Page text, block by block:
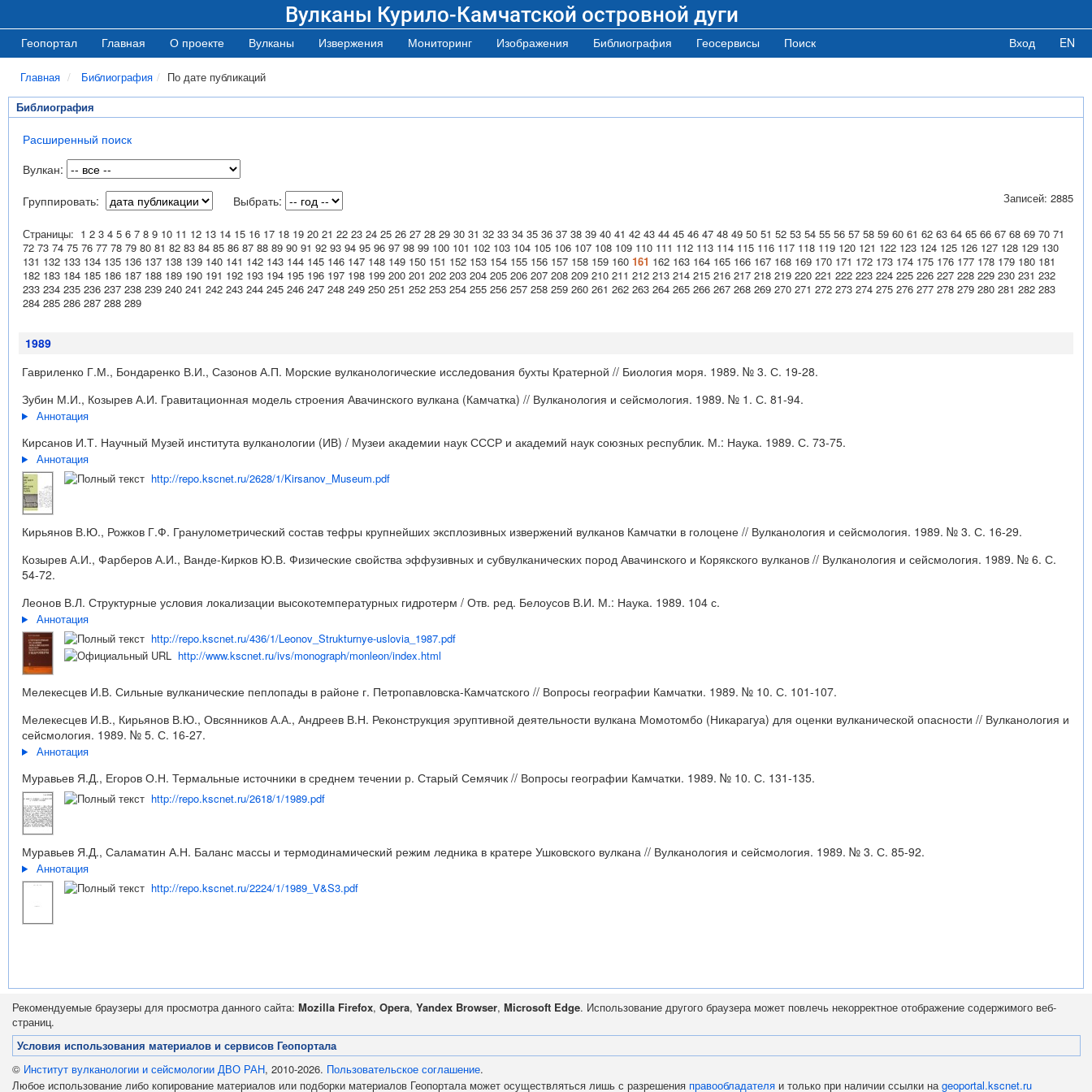
Вулканы Курило-Камчатской островной дуги
Геопортал Главная О проекте Вулканы Извержения Мониторинг Изображения Библиография Геосервисы Поиск Вход EN
Главная Библиография По дате публикаций
Библиография
Расширенный поиск
Вулкан:
Группировать:
Выбрать: Записей: 2885
Страницы: 1 2 3 4 5 6 7 8 9 10 11 12 13 14 15 16 17 18 19 20 21 22 23 24 25 26 27 28 29 30 31 32 33 34 35 36 37 38 39 40 41 42 43 44 45 46 47 48 49 50 51 52 53 54 55 56 57 58 59 60 61 62 63 64 65 66 67 68 69 70 71
72 73 74 75 76 77 78 79 80 81 82 83 84 85 86 87 88 89 90 91 92 93 94 95 96 97 98 99 100 101 102 103 104 105 106 107 108 109 110 111 112 113 114 115 116 117 118 119 120 121 122 123 124 125 126 127 128 129 130
131 132 133 134 135 136 137 138 139 140 141 142 143 144 145 146 147 148 149 150 151 152 153 154 155 156 157 158 159 160 161 162 163 164 165 166 167 168 169 170 171 172 173 174 175 176 177 178 179 180 181
182 183 184 185 186 187 188 189 190 191 192 193 194 195 196 197 198 199 200 201 202 203 204 205 206 207 208 209 210 211 212 213 214 215 216 217 218 219 220 221 222 223 224 225 226 227 228 229 230 231 232
233 234 235 236 237 238 239 240 241 242 243 244 245 246 247 248 249 250 251 252 253 254 255 256 257 258 259 260 261 262 263 264 265 266 267 268 269 270 271 272 273 274 275 276 277 278 279 280 281 282 283
284 285 286 287 288 289
1989
Гавриленко Г.М., Бондаренко В.И., Сазонов А.П. Морские вулканологические исследования бухты Кратерной // Биология моря. 1989. № 3. С. 19-28.
Зубин М.И., Козырев А.И. Гравитационная модель строения Авачинского вулкана (Камчатка) // Вулканология и сейсмология. 1989. № 1. С. 81-94.
Аннотация
Кирсанов И.Т. Научный Музей института вулканологии (ИВ) / Музеи академии наук СССР и академий наук союзных республик. М.: Наука. 1989. С. 73-75.
Аннотация
http://repo.kscnet.ru/2628/1/Kirsanov_Museum.pdf
Кирьянов В.Ю., Рожков Г.Ф. Гранулометрический состав тефры крупнейших эксплозивных извержений вулканов Камчатки в голоцене // Вулканология и сейсмология. 1989. № 3. С. 16-29.
Козырев А.И., Фарберов А.И., Ванде-Кирков Ю.В. Физические свойства эффузивных и субвулканических пород Авачинского и Корякского вулканов // Вулканология и сейсмология. 1989. № 6. С.
54-72.
Леонов В.Л. Структурные условия локализации высокотемпературных гидротерм / Отв. ред. Белоусов В.И. М.: Наука. 1989. 104 с.
Аннотация
http://repo.kscnet.ru/436/1/Leonov_Strukturnye-uslovia_1987.pdf
http://www.kscnet.ru/ivs/monograph/monleon/index.html
Мелекесцев И.В. Сильные вулканические пеплопады в районе г. Петропавловска-Камчатского // Вопросы географии Камчатки. 1989. № 10. С. 101-107.
Мелекесцев И.В., Кирьянов В.Ю., Овсянников А.А., Андреев В.Н. Реконструкция эруптивной деятельности вулкана Момотомбо (Никарагуа) для оценки вулканической опасности // Вулканология и
сейсмология. 1989. № 5. С. 16-27.
Аннотация
Муравьев Я.Д., Егоров О.Н. Термальные источники в среднем течении р. Старый Семячик // Вопросы географии Камчатки. 1989. № 10. С. 131-135.
http://repo.kscnet.ru/2618/1/1989.pdf
Муравьев Я.Д., Саламатин А.Н. Баланс массы и термодинамический режим ледника в кратере Ушковского вулкана // Вулканология и сейсмология. 1989. № 3. С. 85-92.
Аннотация
http://repo.kscnet.ru/2224/1/1989_V&S3.pdf
Рекомендуемые браузеры для просмотра данного сайта: Mozilla Firefox, Opera, Yandex Browser, Microsoft Edge. Использование другого браузера может повлечь некорректное отображение содержимого веб-
страниц.
Условия использования материалов и сервисов Геопортала
© Институт вулканологии и сейсмологии ДВО РАН, 2010-2026. Пользовательское соглашение.
Любое использование либо копирование материалов или подборки материалов Геопортала может осуществляться лишь с разрешения правообладателя и только при наличии ссылки наgeoportal.kscnet.ru